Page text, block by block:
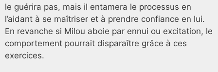
le guérira pas, mais il entamera le processus en
l’aidant à se maîtriser et à prendre confiance en lui.
En revanche si Milou aboie par ennui ou excitation, le
comportement pourrait disparaître grâce à ces
exercices.